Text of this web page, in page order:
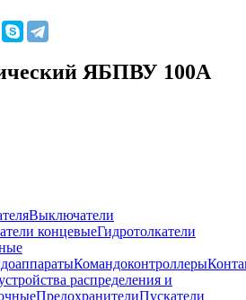
ЯБПВУ 100А
Выключатели
концевыеГидротолкатели
Командоконтроллеры
распределения и
ПредохранителиПускатели